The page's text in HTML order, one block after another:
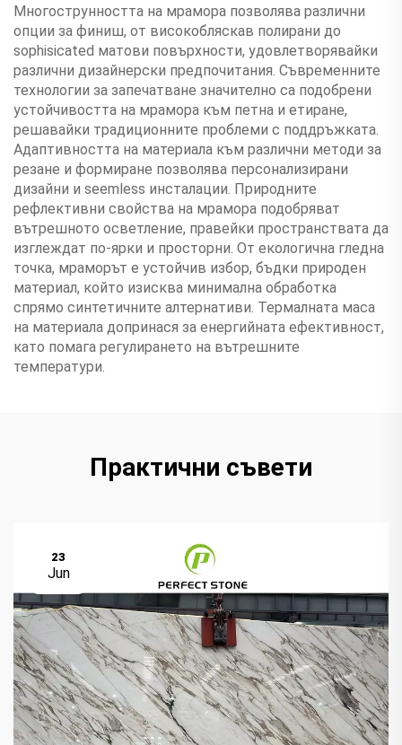
Многострунността на мрамора позволява различни
опции за финиш, от високобляскав полирани до
sophisicated матови повърхности, удовлетворявайки
различни дизайнерски предпочитания. Съвременните
технологии за запечатване значително са подобрени
устойчивостта на мрамора към петна и етиране,
решавайки традиционните проблеми с поддръжката.
Адаптивността на материала към различни методи за
резане и формиране позволява персонализирани
дизайни и seemless инсталации. Природните
рефлективни свойства на мрамора подобряват
вътрешното осветление, правейки пространствата да
изглеждат по-ярки и просторни. От екологична гледна
точка, мраморът е устойчив избор, бъдки природен
материал, който изисква минимална обработка
спрямо синтетичните алтернативи. Термалната маса
на материала допринася за енергийната ефективност,
като помага регулирането на вътрешните
температури.
Практични съвети
23
Jun